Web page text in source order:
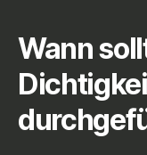
Wann